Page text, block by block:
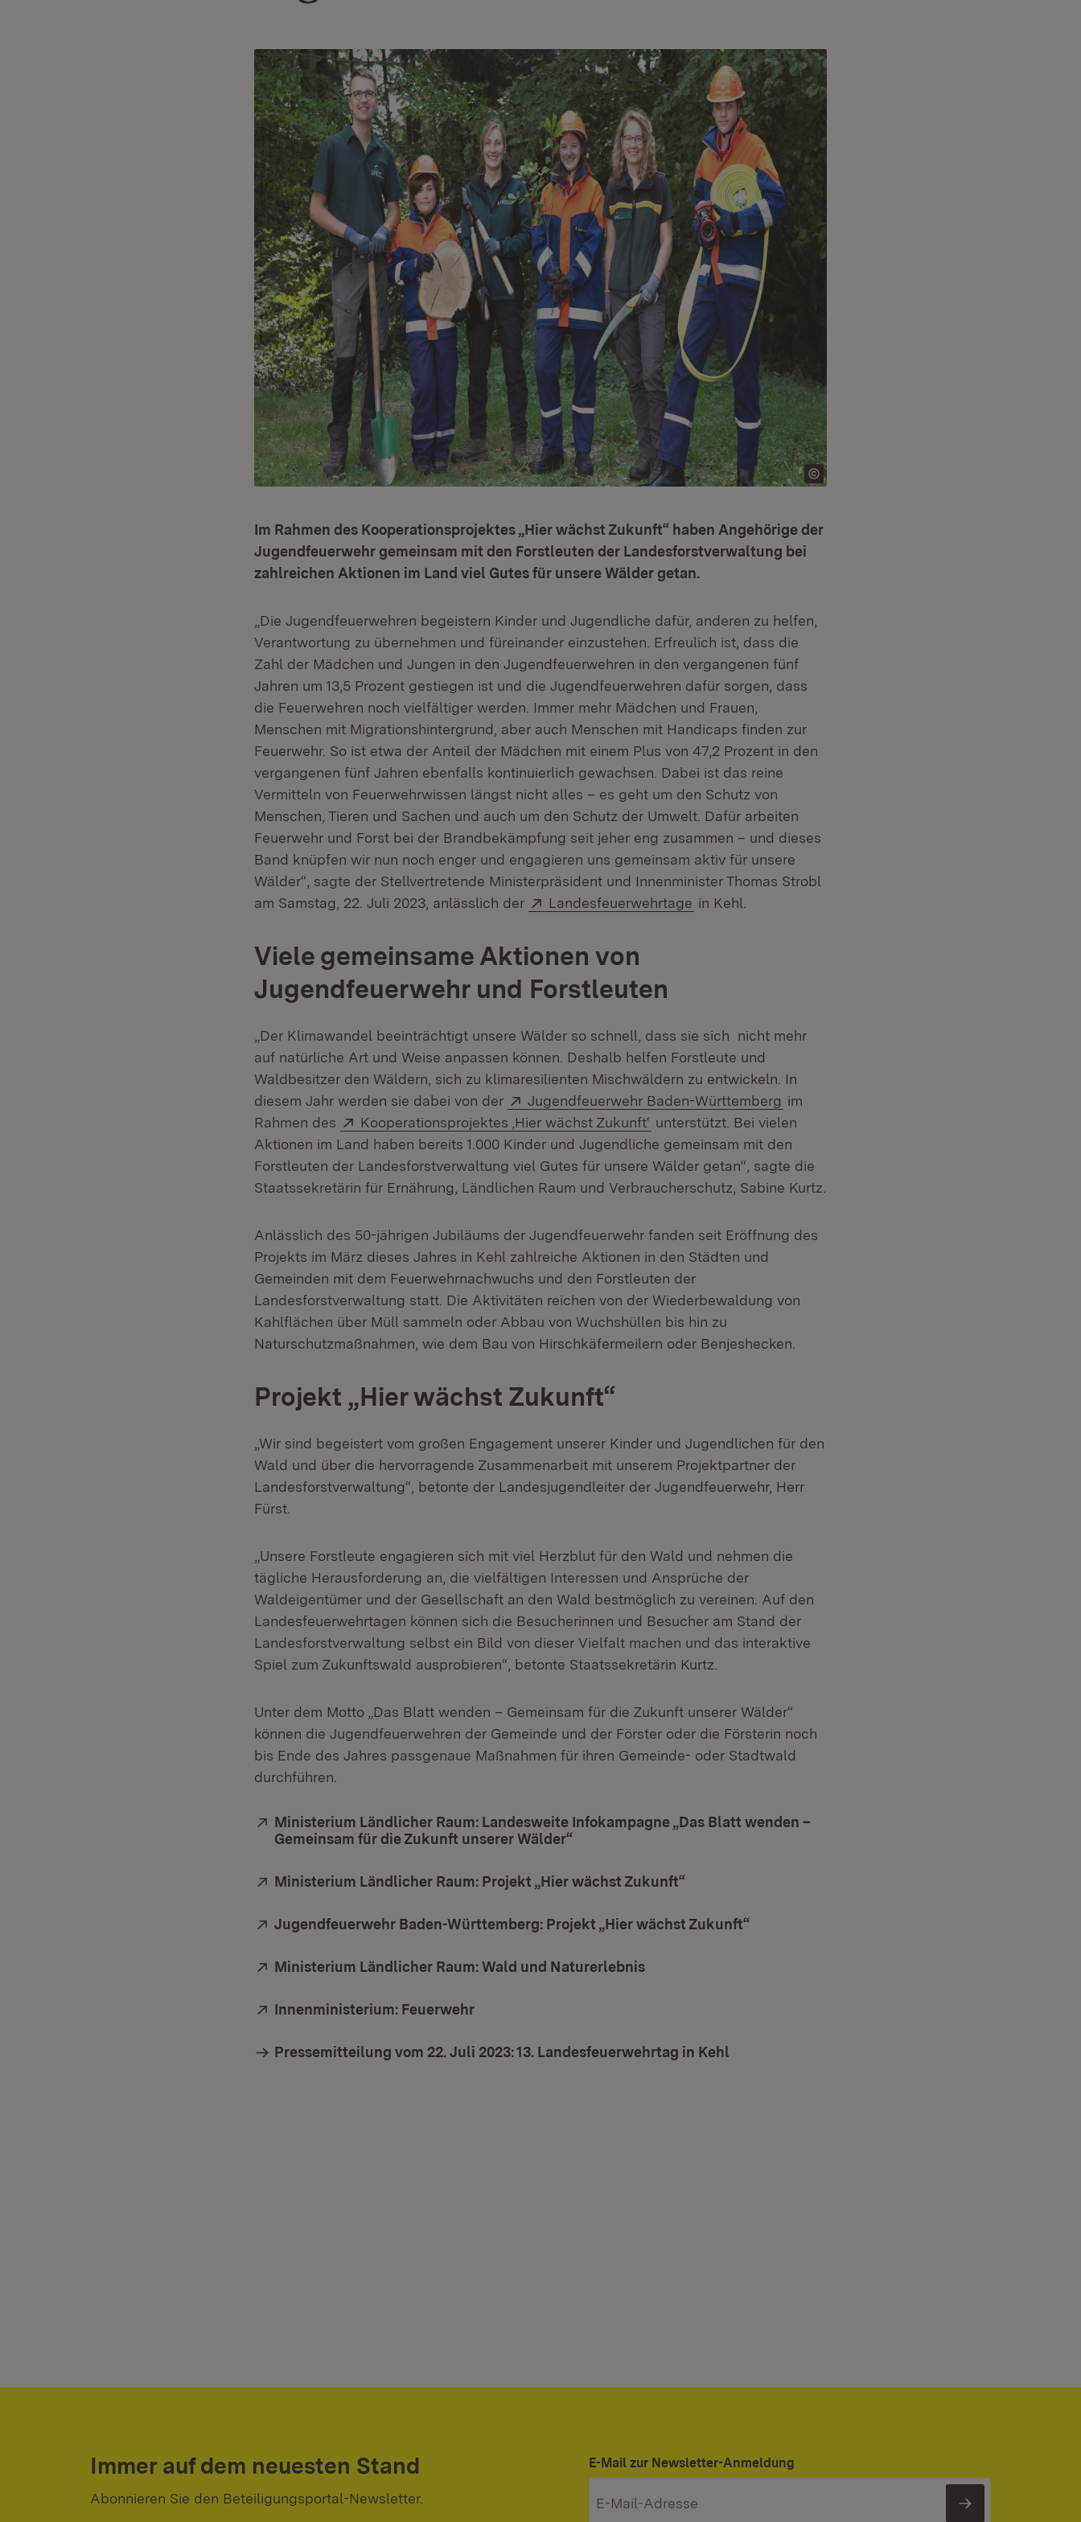
Im Rahmen des Kooperationsprojektes „Hier wächst Zukunft“ haben Angehörige der
Jugendfeuerwehr gemeinsam mit den Forstleuten der Landesforstverwaltung bei
zahlreichen Aktionen im Land viel Gutes für unsere Wälder getan.
„Die Jugendfeuerwehren begeistern Kinder und Jugendliche dafür, anderen zu helfen,
Verantwortung zu übernehmen und füreinander einzustehen. Erfreulich ist, dass die
Zahl der Mädchen und Jungen in den Jugendfeuerwehren in den vergangenen fünf
Jahren um 13,5 Prozent gestiegen ist und die Jugendfeuerwehren dafür sorgen, dass
die Feuerwehren noch vielfältiger werden. Immer mehr Mädchen und Frauen,
Menschen mit Migrationshintergrund, aber auch Menschen mit Handicaps finden zur
Feuerwehr. So ist etwa der Anteil der Mädchen mit einem Plus von 47,2 Prozent in den
vergangenen fünf Jahren ebenfalls kontinuierlich gewachsen. Dabei ist das reine
Vermitteln von Feuerwehrwissen längst nicht alles – es geht um den Schutz von
Menschen, Tieren und Sachen und auch um den Schutz der Umwelt. Dafür arbeiten
Feuerwehr und Forst bei der Brandbekämpfung seit jeher eng zusammen – und dieses
Band knüpfen wir nun noch enger und engagieren uns gemeinsam aktiv für unsere
Wälder“, sagte der Stellvertretende Ministerpräsident und Innenminister Thomas Strobl
am Samstag, 22. Juli 2023, anlässlich der
Extern:
Landesfeuerwehrtage (Öffnet in neuem Fenster)
in Kehl.
Viele gemeinsame Aktionen von
Jugendfeuerwehr und Forstleuten
„Der Klimawandel beeinträchtigt unsere Wälder so schnell, dass sie sich nicht mehr
auf natürliche Art und Weise anpassen können. Deshalb helfen Forstleute und
Waldbesitzer den Wäldern, sich zu klimaresilienten Mischwäldern zu entwickeln. In
diesem Jahr werden sie dabei von der
Extern:
Jugendfeuerwehr Baden-Württemberg (Öffnet in neuem Fenster)
im
Rahmen des
Extern:
Kooperationsprojektes ‚Hier wächst Zukunft‘ (Öffnet in neuem Fenster)
unterstützt. Bei vielen
Aktionen im Land haben bereits 1.000 Kinder und Jugendliche gemeinsam mit den
Forstleuten der Landesforstverwaltung viel Gutes für unsere Wälder getan“, sagte die
Staatssekretärin für Ernährung, Ländlichen Raum und Verbraucherschutz, Sabine Kurtz.
Anlässlich des 50-jährigen Jubiläums der Jugendfeuerwehr fanden seit Eröffnung des
Projekts im März dieses Jahres in Kehl zahlreiche Aktionen in den Städten und
Gemeinden mit dem Feuerwehrnachwuchs und den Forstleuten der
Landesforstverwaltung statt. Die Aktivitäten reichen von der Wiederbewaldung von
Kahlflächen über Müll sammeln oder Abbau von Wuchshüllen bis hin zu
Naturschutzmaßnahmen, wie dem Bau von Hirschkäfermeilern oder Benjeshecken.
Projekt „Hier wächst Zukunft“
„Wir sind begeistert vom großen Engagement unserer Kinder und Jugendlichen für den
Wald und über die hervorragende Zusammenarbeit mit unserem Projektpartner der
Landesforstverwaltung“, betonte der Landesjugendleiter der Jugendfeuerwehr, Herr
Fürst.
„Unsere Forstleute engagieren sich mit viel Herzblut für den Wald und nehmen die
tägliche Herausforderung an, die vielfältigen Interessen und Ansprüche der
Waldeigentümer und der Gesellschaft an den Wald bestmöglich zu vereinen. Auf den
Landesfeuerwehrtagen können sich die Besucherinnen und Besucher am Stand der
Landesforstverwaltung selbst ein Bild von dieser Vielfalt machen und das interaktive
Spiel zum Zukunftswald ausprobieren“, betonte Staatssekretärin Kurtz.
Unter dem Motto „Das Blatt wenden – Gemeinsam für die Zukunft unserer Wälder“
können die Jugendfeuerwehren der Gemeinde und der Förster oder die Försterin noch
bis Ende des Jahres passgenaue Maßnahmen für ihren Gemeinde- oder Stadtwald
durchführen.
Extern:
Ministerium Ländlicher Raum: Landesweite Infokampagne „Das Blatt wenden –
Gemeinsam für die Zukunft unserer Wälder“
Extern:
Ministerium Ländlicher Raum: Projekt „Hier wächst Zukunft“
Extern:
Jugendfeuerwehr Baden-Württemberg: Projekt „Hier wächst Zukunft“
Extern:
Ministerium Ländlicher Raum: Wald und Naturerlebnis
Extern:
Innenministerium: Feuerwehr
Pressemitteilung vom 22. Juli 2023: 13. Landesfeuerwehrtag in Kehl
Immer auf dem neuesten Stand
Abonnieren Sie den Beteiligungsportal-Newsletter.
E-Mail zur Newsletter-Anmeldung
Newsletter